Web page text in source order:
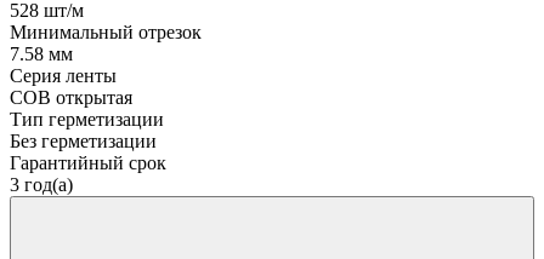
528 шт/м
Минимальный отрезок
7.58 мм
Серия ленты
COB открытая
Тип герметизации
Без герметизации
Гарантийный срок
3 год(а)